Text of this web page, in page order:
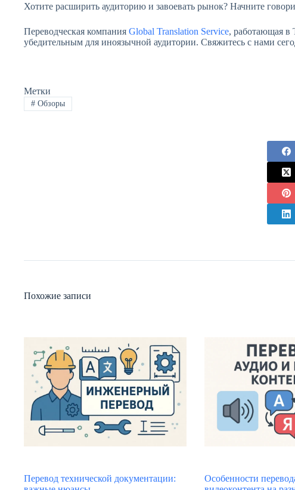
Хотите расширить аудиторию и завоевать рынок? Начните
Переводческая компания Global Translation Service, работающая в
убедительным для иноязычной аудитории. Свяжитесь с нами
Метки
#Обзоры
Похожие записи
Перевод технической документации:
Особенности